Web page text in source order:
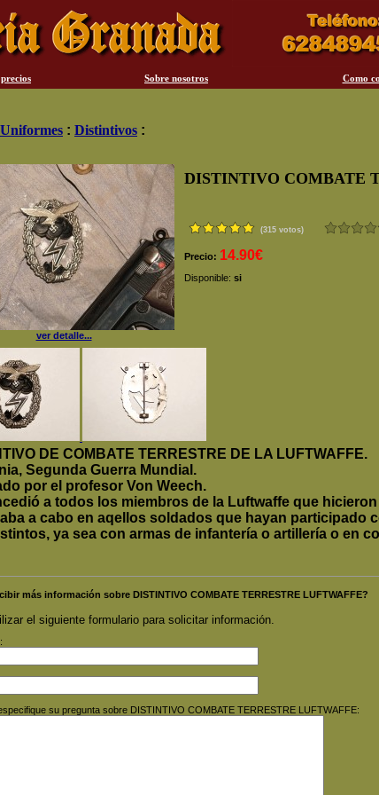
Sobre nosotros Como
Uniformes : Distintivos :
ver detalle...
DISTINTIVO COMBATE
(315 votos)
Precio: 14.90€
Disponible: si
DE COMBATE TERRESTRE DE LA LUFTWAFFE.
Segunda Guerra Mundial.
por el profesor Von Weech.
a todos los miembros de la Luftwaffe que
a cabo en aqellos soldados que hayan participado
ya sea con armas de infantería o artillería o en
más información sobre DISTINTIVO COMBATE TERRESTRE LUFTWAFFE?
el siguiente formulario para solicitar información.
su pregunta sobre DISTINTIVO COMBATE TERRESTRE LUFTWAFFE: